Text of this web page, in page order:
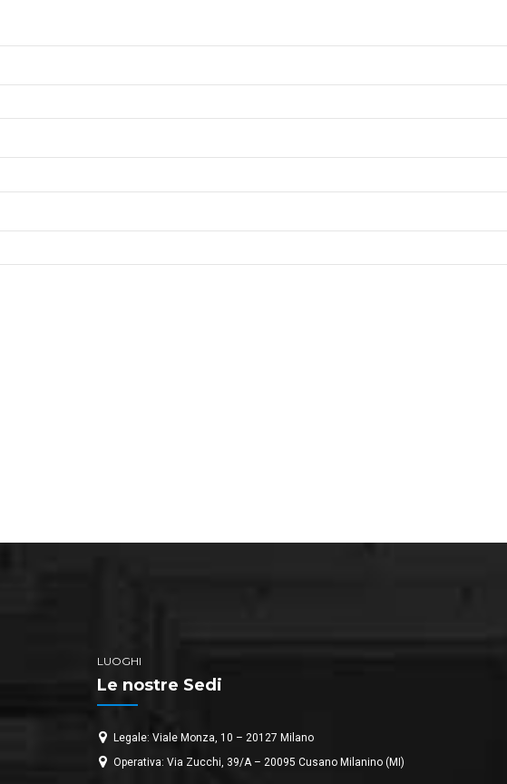
LUOGHI
Le nostre Sedi
Legale: Viale Monza, 10 – 20127 Milano
Operativa: Via Zucchi, 39/A – 20095 Cusano Milanino (MI)